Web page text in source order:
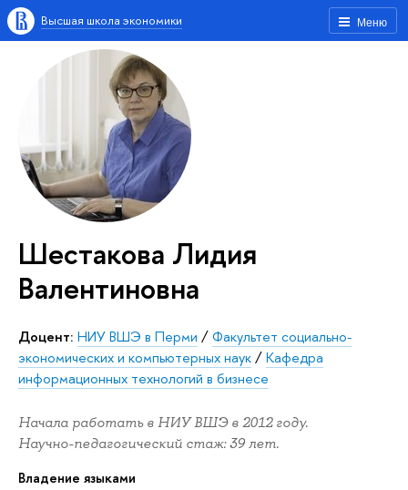
Меню
Высшая школа экономики
Шестакова Лидия
Валентиновна
Доцент: НИУ ВШЭ в Перми /Факультет социально-
экономических и компьютерных наук/Кафедра
информационных технологий в бизнесе
Начала работать в НИУ ВШЭ в 2012 году.
Научно-педагогический стаж: 39 лет.
Владение языками